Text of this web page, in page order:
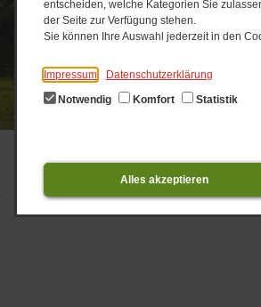
entscheiden, welche Kategorien Sie
der Seite zur Verfügung stehen.
Sie können Ihre Auswahl jederzeit in den
Impressum
Datenschutzerklärung
Notwendig
Komfort Statistik
Alles akzeptieren